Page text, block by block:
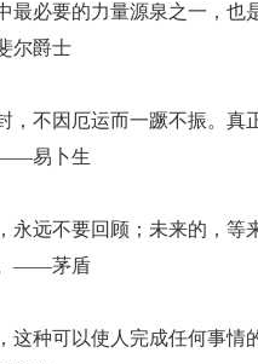
最必要的力量源泉之一，
尔爵士
，不因厄运而一蹶不振。真
——易卜生
永远不要回顾；未来的，
。——茅盾
这种可以使人完成任何事